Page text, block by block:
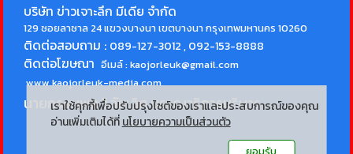
บริษัท ข่าวเจาะลึก มีเดีย จำกัด
129 ซอยลาซาล 24 แขวงบางนา เขตบางนา กรุงเทพมหานคร 10260
ติดต่อสอบถาม : 089-127-3012 , 092-153-8888
ติดต่อโฆษณา อีเมล์ :kaojorleuk@gmail.com
www.kaojorleuk-media.com
นายกรธนพล วิลัยเลิศบรรณาธิการบริหาร
เราใช้คุกกี้เพื่อปรับปรุงไซต์ของเราและประสบการณ์ของคุณ
อ่านเพิ่มเติมได้ที่ นโยบายความเป็นส่วนตัว